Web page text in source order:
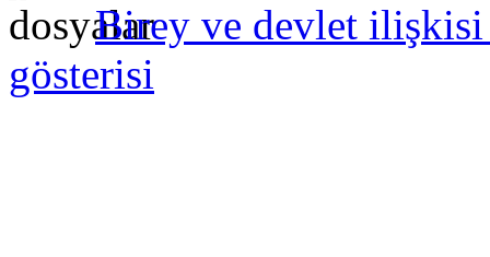
Birey ve devlet
gösterisi